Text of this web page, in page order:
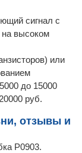
сигнал с
на высоком
или
до 15000
руб.
отзывы и
P0903.